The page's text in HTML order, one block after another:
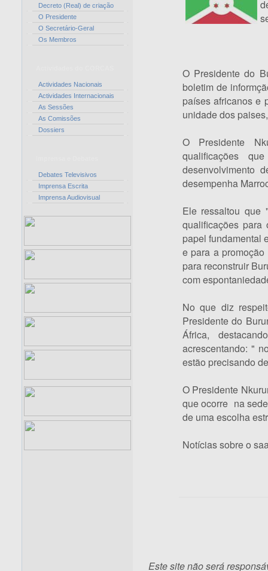
Decreto (Real) de criação
O Presidente
O Secretário-Geral
Os Membros
Actividades Nacionais
Actividades Internacionais
As Sessões
As Comissões
Dossiers
Debates Televisivos
Imprensa Escrita
Imprensa Audiovisual
O Presidente do
boletim de
países africanos e
unidade dos
O Presidente
qualificações
desenvolvimento
desempenha
Ele ressaltou que
qualificações para
papel fundamental
e para a
para reconstruir
com
No que diz
Presidente do
África,
acrescentando: "
estão precisando
O Presidente
que ocorre na
de uma escolha
Notícias sobre o
Este site não será